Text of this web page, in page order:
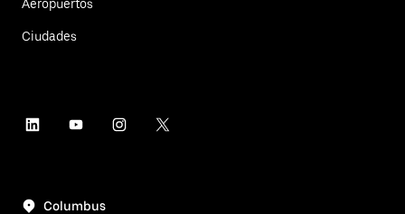
Aeropuertos
Ciudades
Columbus